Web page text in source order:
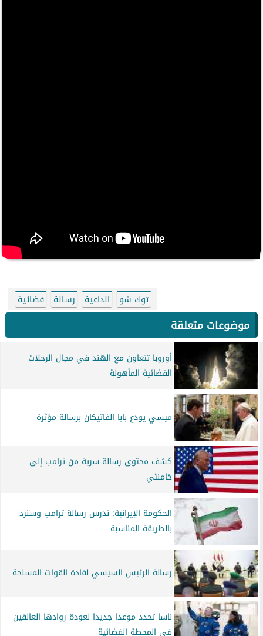
توك شو الداعية رسالة فضائية
موضوعات متعلقة
أوروبا تتعاون مع الهند في مجال الرحلات
الفضائية المأهولة
ميسي يودع بابا الفاتيكان برسالة مؤثرة
كشف محتوى رسالة سرية من ترامب إلى
خامنئي
الحكومة الإيرانية: ندرس رسالة ترامب وسنرد
بالطريقة المناسبة
رسالة الرئيس السيسي لقادة القوات المسلحة
ناسا تحدد موعدا جديدا لعودة روادها العالقين
في المحطة الفضائية